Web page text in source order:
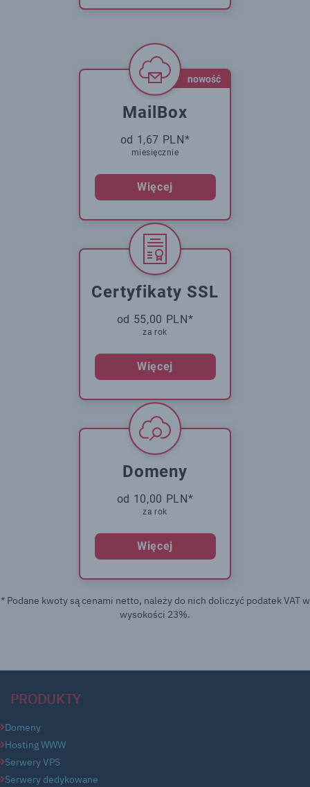
nowość
MailBox
od 1,67 PLN*
miesięcznie
Więcej
Certyfikaty SSL
od 55,00 PLN*
za rok
Więcej
Domeny
od 10,00 PLN*
za rok
Więcej
* Podane kwoty są cenami netto, należy do nich doliczyć podatek VAT w
wysokości 23%.
PRODUKTY
Domeny
Hosting WWW
Serwery VPS
Serwery dedykowane